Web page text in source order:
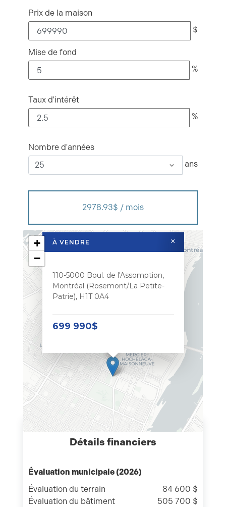
Prix de la maison
$
Mise de fond
%
Taux d'intérêt
%
Nombre d'années
ans
2978.93$ / mois
À VENDRE
110-5000 Boul. de l'Assomption,
Montréal (Rosemont/La Petite-
Patrie), H1T 0A4
699 990$
×
+
−
Détails financiers
Évaluation municipale (2026)
Évaluation du terrain
84 600 $
Évaluation du bâtiment
505 700 $